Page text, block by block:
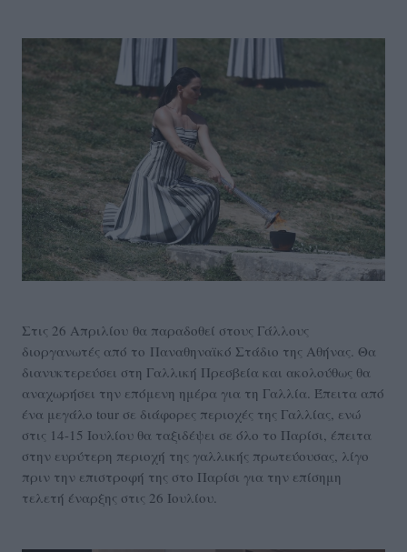
Στις 26 Απριλίου θα παραδοθεί στους Γάλλους
διοργανωτές από το Παναθηναϊκό Στάδιο της Αθήνας. Θα
διανυκτερεύσει στη Γαλλική Πρεσβεία και ακολούθως θα
αναχωρήσει την επόμενη ημέρα για τη Γαλλία. Έπειτα από
ένα μεγάλο tour σε διάφορες περιοχές της Γαλλίας, ενώ
στις 14-15 Ιουλίου θα ταξιδέψει σε όλο το Παρίσι, έπειτα
στην ευρύτερη περιοχή της γαλλικής πρωτεύουσας, λίγο
πριν την επιστροφή της στο Παρίσι για την επίσημη
τελετή έναρξης στις 26 Ιουλίου.